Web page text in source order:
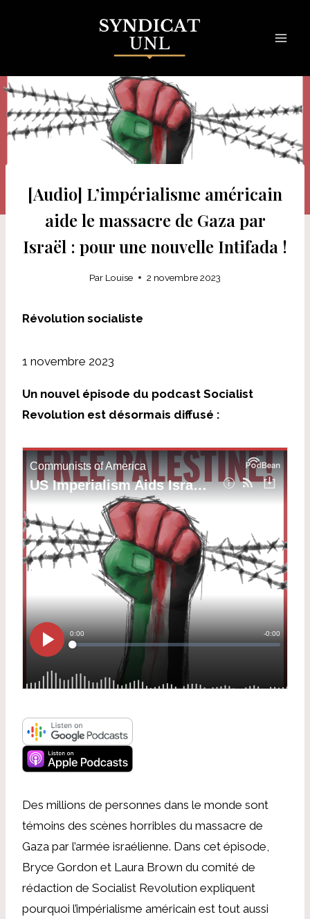
[Audio] L’impérialisme américain
aide le massacre de Gaza par
Israël : pour une nouvelle Intifada !
Par Louise 2 novembre 2023
Révolution socialiste
1 novembre 2023
Un nouvel épisode du podcast Socialist
Revolution est désormais diffusé :
Des millions de personnes dans le monde sont
témoins des scènes horribles du massacre de
Gaza par l’armée israélienne. Dans cet épisode,
Bryce Gordon et Laura Brown du comité de
rédaction de Socialist Revolution expliquent
pourquoi l’impérialisme américain est tout aussi